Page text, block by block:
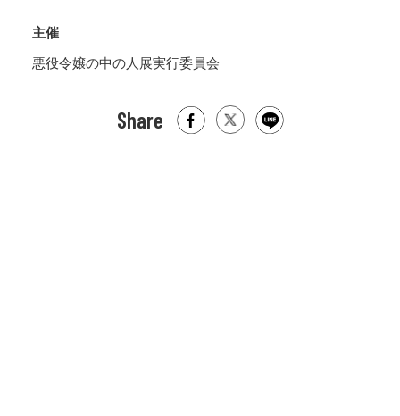
主催
悪役令嬢の中の人展実行委員会
Share